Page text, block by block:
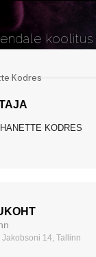
KODRES
Jakobsoni 14, Tallinn